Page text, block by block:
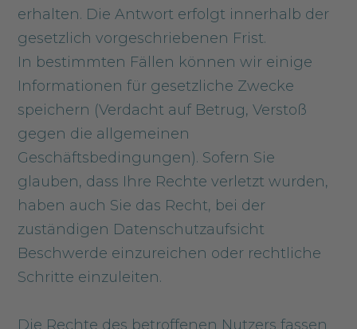
erhalten. Die Antwort erfolgt innerhalb der
gesetzlich vorgeschriebenen Frist.
In bestimmten Fällen können wir einige
Informationen für gesetzliche Zwecke
speichern (Verdacht auf Betrug, Verstoß
gegen die allgemeinen
Geschäftsbedingungen). Sofern Sie
glauben, dass Ihre Rechte verletzt wurden,
haben auch Sie das Recht, bei der
zuständigen Datenschutzaufsicht
Beschwerde einzureichen oder rechtliche
Schritte einzuleiten.
Die Rechte des betroffenen Nutzers fassen